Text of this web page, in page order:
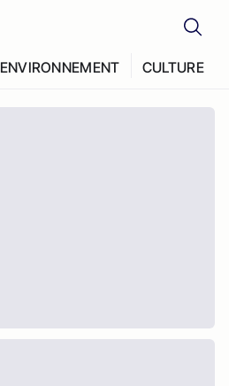
ENVIRONNEMENT CULTURE